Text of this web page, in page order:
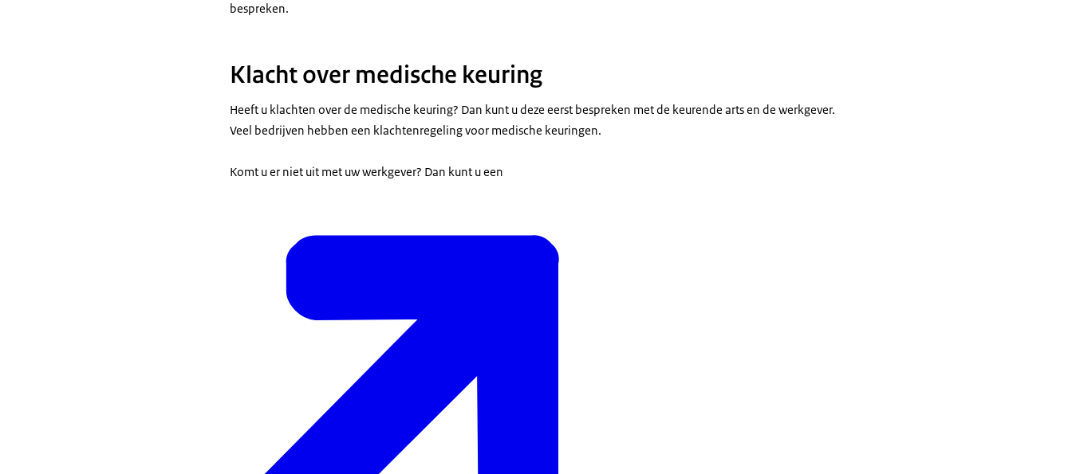
bespreken.
Klacht over medische keuring
Heeft u klachten over de medische keuring? Dan kunt u deze eerst bespreken met de keurende arts en de werkgever.
Veel bedrijven hebben een klachtenregeling voor medische keuringen.
Komt u er niet uit met uw werkgever? Dan kunt u een